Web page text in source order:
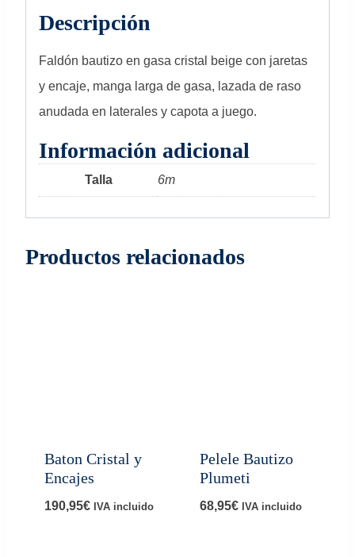
Descripción
Faldón bautizo en gasa cristal beige con jaretas
y encaje, manga larga de gasa, lazada de raso
anudada en laterales y capota a juego.
Información adicional
Talla 6m
Productos relacionados
Baton Cristal y
Encajes
190,95€ IVA incluido
Pelele Bautizo
Plumeti
68,95€ IVA incluido